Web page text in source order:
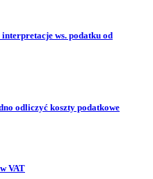
ws. podatku od
odliczyć koszty podatkowe
VAT